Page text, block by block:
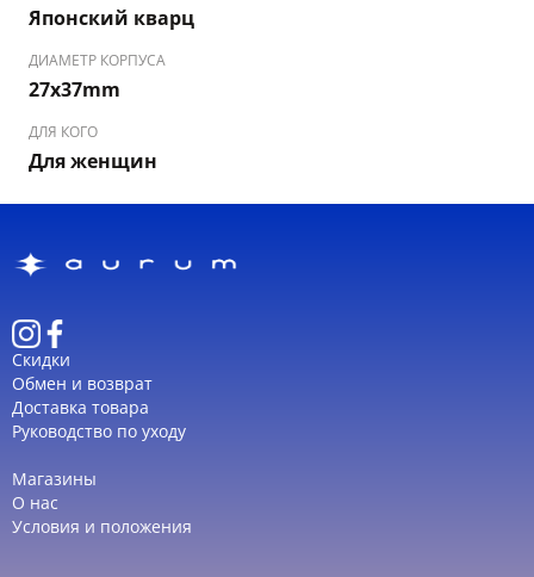
Японский кварц
ДИАМЕТР КОРПУСА
27x37mm
ДЛЯ КОГО
Для женщин
Скидки
Обмен и возврат
Доставка товара
Руководство по уходу
Магазины
О нас
Условия и положения